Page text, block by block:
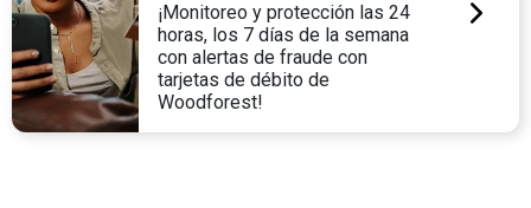
¡Monitoreo y protección las 24
horas, los 7 días de la semana
con alertas de fraude con
tarjetas de débito de
Woodforest!